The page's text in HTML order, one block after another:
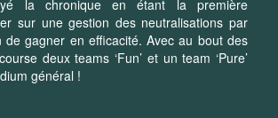
la chronique en étant la première
sur une gestion des neutralisations par
de gagner en efficacité. Avec au bout des
deux teams ‘Fun’ et un team ‘Pure’
général !